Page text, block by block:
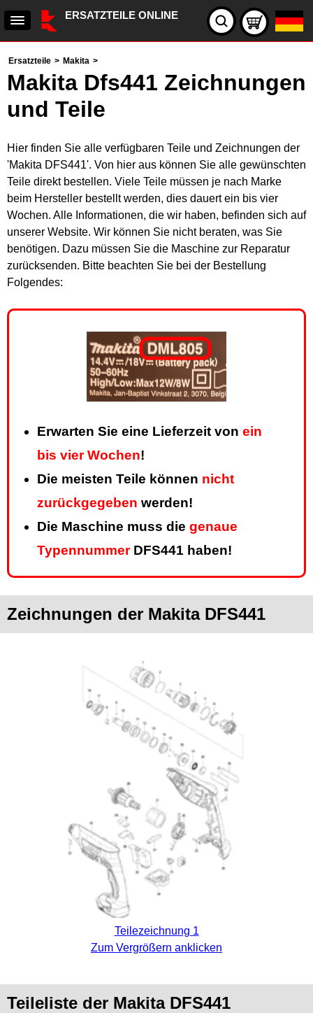
ERSATZTEILE ONLINE
Ersatzteile > Makita >
Makita Dfs441 Zeichnungen
und Teile
Hier finden Sie alle verfügbaren Teile und Zeichnungen der
'Makita DFS441'. Von hier aus können Sie alle gewünschten
Teile direkt bestellen. Viele Teile müssen je nach Marke
beim Hersteller bestellt werden, dies dauert ein bis vier
Wochen. Alle Informationen, die wir haben, befinden sich auf
unserer Website. Wir können Sie nicht beraten, was Sie
benötigen. Dazu müssen Sie die Maschine zur Reparatur
zurücksenden. Bitte beachten Sie bei der Bestellung
Folgendes:
Erwarten Sie eine Lieferzeit von ein
bis vier Wochen!
Die meisten Teile können nicht
zurückgegeben werden!
Die Maschine muss die genaue
TypennummerDFS441 haben!
Zeichnungen der Makita DFS441
Teilezeichnung 1
Zum Vergrößern anklicken
Teileliste der Makita DFS441